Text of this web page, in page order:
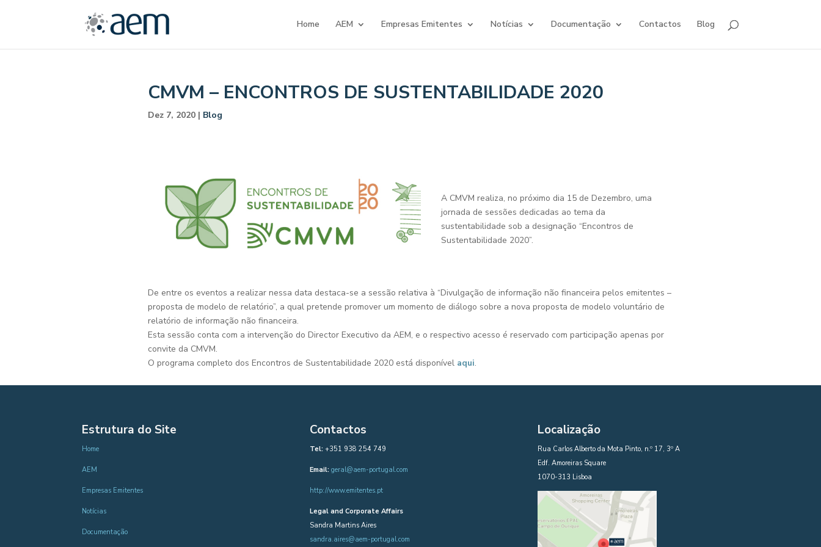
Home AEM Empresas Emitentes Notícias Documentação Contactos Blog
CMVM – ENCONTROS DE SUSTENTABILIDADE 2020
Dez 7, 2020| Blog
A CMVM realiza, no próximo dia 15 de Dezembro, uma
jornada de sessões dedicadas ao tema da
sustentabilidade sob a designação “Encontros de
Sustentabilidade 2020”.
De entre os eventos a realizar nessa data destaca-se a sessão relativa à “Divulgação de informação não financeira pelos emitentes –
proposta de modelo de relatório”, a qual pretende promover um momento de diálogo sobre a nova proposta de modelo voluntário de
relatório de informação não financeira.
Esta sessão conta com a intervenção do Director Executivo da AEM, e o respectivo acesso é reservado com participação apenas por
convite da CMVM.
O programa completo dos Encontros de Sustentabilidade 2020 está disponível aqui.
Estrutura do Site
Home
AEM
Empresas Emitentes
Notícias
Documentação
Contactos
Tel: +351 938 254 749
Email: geral@aem-portugal.com
http://www.emitentes.pt
Legal and Corporate Affairs
Sandra Martins Aires
sandra.aires@aem-portugal.com
Localização
Rua Carlos Alberto da Mota Pinto, n.º 17, 3º A
Edf. Amoreiras Square
1070-313 Lisboa